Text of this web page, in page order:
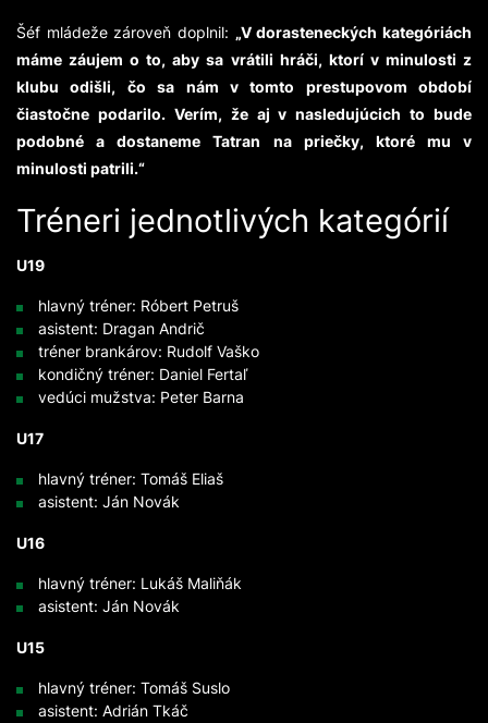
Šéf mládeže zároveň doplnil: „V dorasteneckých kategóriách
máme záujem o to, aby sa vrátili hráči, ktorí v minulosti z
klubu odišli, čo sa nám v tomto prestupovom období
čiastočne podarilo. Verím, že aj v nasledujúcich to bude
podobné a dostaneme Tatran na priečky, ktoré mu v
minulosti patrili.“
Tréneri jednotlivých kategórií
U19
​​hlavný tréner: Róbert Petruš
asistent: Dragan Andrič
tréner brankárov: Rudolf Vaško
kondičný tréner: Daniel Fertaľ
vedúci mužstva: Peter Barna
U17
hlavný tréner: Tomáš Eliaš
asistent: Ján Novák
U16
hlavný tréner: Lukáš Maliňák
asistent: Ján Novák
U15
hlavný tréner: Tomáš Suslo
asistent: Adrián Tkáč